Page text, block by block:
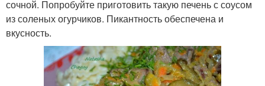
сочной. Попробуйте приготовить такую печень с соусом
из соленых огурчиков. Пикантность обеспечена и
вкусность.